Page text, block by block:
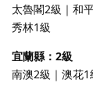
太魯閣2級｜和
秀林1級
宜蘭縣：2級
南澳2級｜澳花